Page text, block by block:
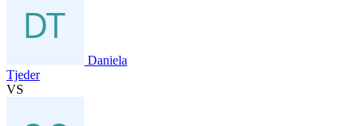
Daniela
Tjeder
VS